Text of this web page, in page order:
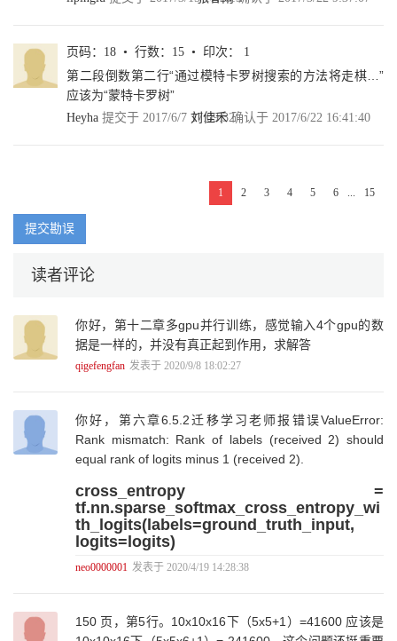
5.4 TensorFlow模型持久化 112
5.4.1 持久化代码实现 112
5.4.2 持久化原理及数据格式 117
5.5 TensorFlow最佳实践样例程序 126
6.3.1 卷积层 142
6.3.2 池化层 147
6.4 经典卷积网络模型 149
6.4.1 LeNet-5模型 150
6.4.2 Inception-v3模型 156
6.5.1 迁移学习介绍 160
6.5.2 TensorFlow实现迁移学习 161
小结 169
第7章 图像数据处理 170
7.1.1 TFRecord格式介绍 171
7.1.2 TFRecord样例程序 171
7.2 图像数据处理 173
7.2.1 TensorFlow图像处理函数 174
7.3 多线程输入数据处理框架 185
7.3.1 队列与多线程 186
7.3.2 输入文件队列 190
7.3.3 组合训练数据（batching） 193
7.3.4 输入数据处理框架 196
8.1 循环神经网络简介 200
页码：18 • 行数：15 • 印次： 1
第二段倒数第二行“通过模特卡罗树搜索的方法将走棋…”
应该为“蒙特卡罗树”
Heyha 提交于 2017/6/7 17:09:32
刘佳禾确认于 2017/6/22 16:41:40
1 2 3 4 5 6 15
提交勘误
读者评论
你好，第十二章多gpu并行训练，感觉输入4个gpu的数
据是一样的，并没有真正起到作用，求解答
qigefengfan 发表于 2020/9/8 18:02:27
你好，第六章6.5.2迁移学习老师报错误ValueError:
Rank mismatch: Rank of labels (received 2) should
equal rank of logits minus 1 (received 2).
cross_entropy =
tf.nn.sparse_softmax_cross_entropy_wi
th_logits(labels=ground_truth_input,
logits=logits)
neo0000001 发表于 2020/4/19 14:28:38
150 页，第5行。10x10x16下（5x5+1）=41600 应该是